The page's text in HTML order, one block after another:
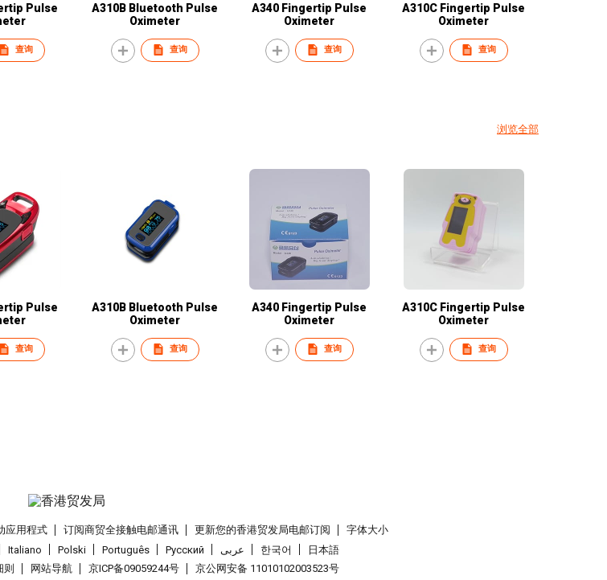
Pulse
查询
A310B Bluetooth Pulse
Oximeter
查询
A340 Fingertip Pulse
Oximeter
查询
A310C Fingertip Pulse
Oximeter
查询
浏览全部
Pulse
查询
A310B Bluetooth Pulse
Oximeter
查询
A340 Fingertip Pulse
Oximeter
查询
A310C Fingertip Pulse
Oximeter
查询
应用程式 订阅商贸全接触电邮通讯 更新您的香港贸发局电邮订阅
字体大小
Italiano Polski Português Pусский عربى 한국어
日本語
则 网站导航 京ICP备09059244号 京公网安备 11010102003523号